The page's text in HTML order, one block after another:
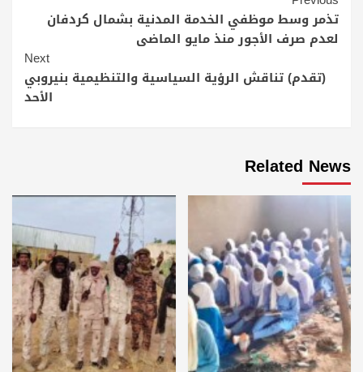
Reading
تذمر وسط موظفي الخدمة المدنية بشمال كردفان
لعدم صرف الأجور منذ مايو الماضى
Next
(تقدم) تناقش الرؤية السياسية والتنظيمية بنيروبي
الأحد
Related News